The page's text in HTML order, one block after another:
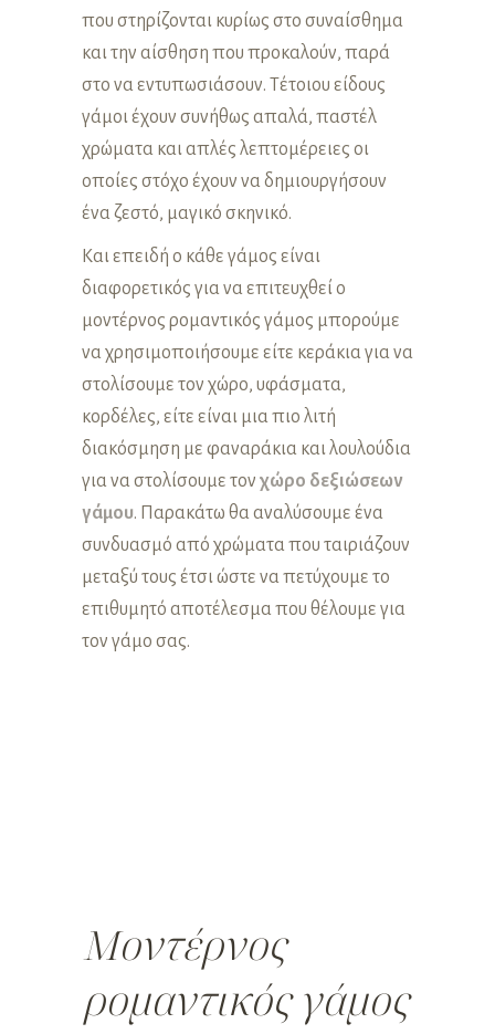
που στηρίζονται κυρίως στο συναίσθημα
και την αίσθηση που προκαλούν, παρά
στο να εντυπωσιάσουν. Τέτοιου είδους
γάμοι έχουν συνήθως απαλά, παστέλ
χρώματα και απλές λεπτομέρειες οι
οποίες στόχο έχουν να δημιουργήσουν
ένα ζεστό, μαγικό σκηνικό.
Και επειδή ο κάθε γάμος είναι
διαφορετικός για να επιτευχθεί ο
μοντέρνος ρομαντικός γάμος μπορούμε
να χρησιμοποιήσουμε είτε κεράκια για να
στολίσουμε τον χώρο, υφάσματα,
κορδέλες, είτε είναι μια πιο λιτή
διακόσμηση με φαναράκια και λουλούδια
για να στολίσουμε τον χώρο δεξιώσεων
γάμου. Παρακάτω θα αναλύσουμε ένα
συνδυασμό από χρώματα που ταιριάζουν
μεταξύ τους έτσι ώστε να πετύχουμε το
επιθυμητό αποτέλεσμα που θέλουμε για
τον γάμο σας.
Μοντέρνος
ρομαντικός γάμος